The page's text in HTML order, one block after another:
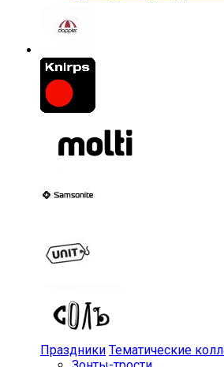
Праздники Тематические